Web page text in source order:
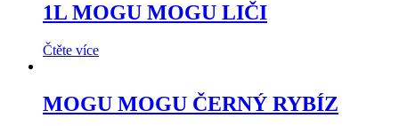
1L MOGU MOGU LIČI
Čtěte více
MOGU MOGU ČERNÝ RYBÍZ